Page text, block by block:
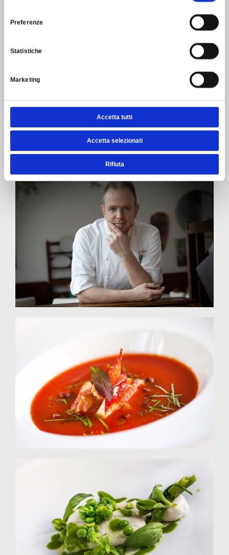
Preferenze
Statistiche
Marketing
Accetta tutti
Accetta selezionati
Rifiuta